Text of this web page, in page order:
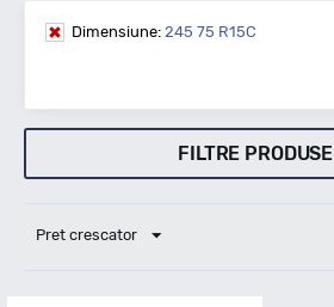
Dimensiune: 245 75 R15C
FILTRE PRODUSE
Pret crescator